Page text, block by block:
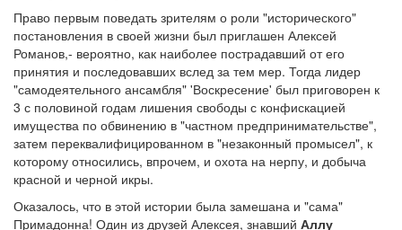
Право первым поведать зрителям о роли "исторического"
постановления в своей жизни был приглашен Алексей
Романов,- вероятно, как наиболее пострадавший от его
принятия и последовавших вслед за тем мер. Тогда лидер
"самодеятельного ансамбля" 'Воскресение' был приговорен к
3 с половиной годам лишения свободы с конфискацией
имущества по обвинению в "частном предпринимательстве",
затем переквалифицированном в "незаконный промысел", к
которому относились, впрочем, и охота на нерпу, и добыча
красной и черной икры.
Оказалось, что в этой истории была замешана и "сама"
Примадонна! Один из друзей Алексея, знавший Аллу